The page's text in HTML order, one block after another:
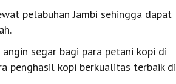
pelabuhan Jambi sehingga dapat
segar bagi para petani kopi di
penghasil kopi berkualitas terbaik di